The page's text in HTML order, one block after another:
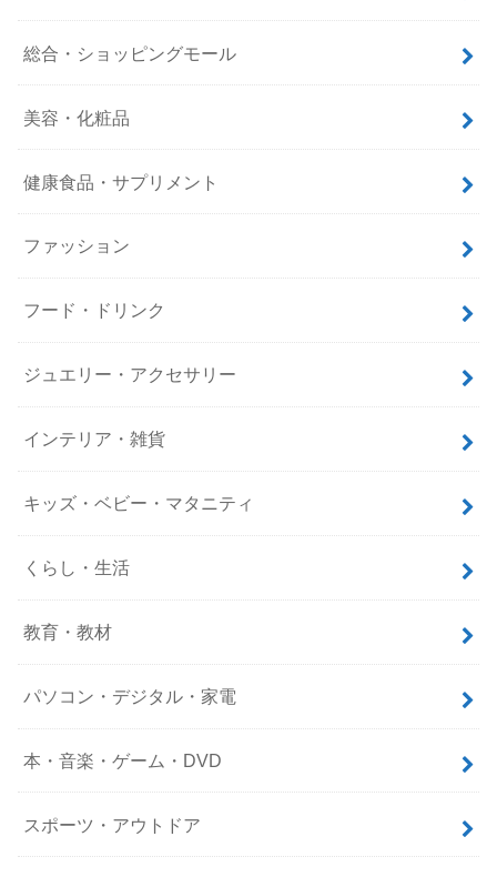
総合・ショッピングモール
美容・化粧品
健康食品・サプリメント
ファッション
フード・ドリンク
ジュエリー・アクセサリー
インテリア・雑貨
キッズ・ベビー・マタニティ
くらし・生活
教育・教材
パソコン・デジタル・家電
本・音楽・ゲーム・DVD
スポーツ・アウトドア